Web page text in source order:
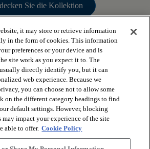
Sie die Kollektion
it may store or retrieve information
in the form of cookies. This information
preferences or your device and is
site work as you expect it to. The
directly identify you, but it can
web experience. Because we
you can choose not to allow some
on the different category headings to find
default settings. However, blocking
may impact your experience of the site
able to offer. Cookie Policy